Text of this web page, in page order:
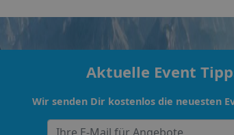
Aktuelle Event
Wir senden Dir kostenlos die neuesten